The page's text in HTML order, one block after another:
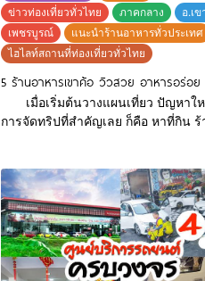
ข่าวท่องเที่ยวทั่วไทย
ภาคกลาง
อ.เ
เพชรบูรณ์
แนะนำร้านอาหารทั่วประเทศ
ไฮไลท์สถานที่ท่องเที่ยวทั่วไทย
5 ร้านอาหารเขาค้อ วิวสวย อาหารอร่อย
เมื่อเริ่มต้นวางแผนเที่ยว ปัญหาใ
การจัดทริปที่สำคัญเลย ก็คือ หาที่กิน ร้
แล้วก็ไปดูกันเลย.... ร้านอาหาร ลาบเหนือ
Lap Nuea Restaurant Tel : 087-
Facebook
: https://web.facebook.com/
Location :
https://goo.gl/maps/